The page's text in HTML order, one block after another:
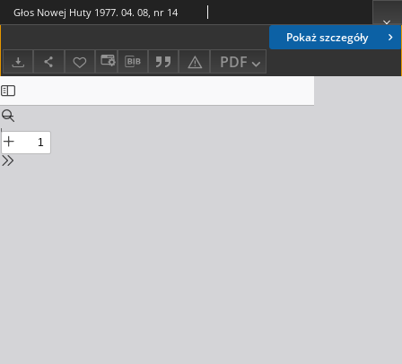
Pokaż szczegóły
PDF
Głos Nowej Huty 1977. 04. 08, nr 14